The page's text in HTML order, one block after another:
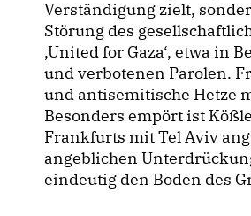
Verständigung zielt,
Störung des
United for Gaza‘, etwa in
und verbotenen Parolen.
und antisemitische Hetze
Besonders empört ist
Frankfurts mit Tel Aviv
angeblichen
eindeutig den Boden des